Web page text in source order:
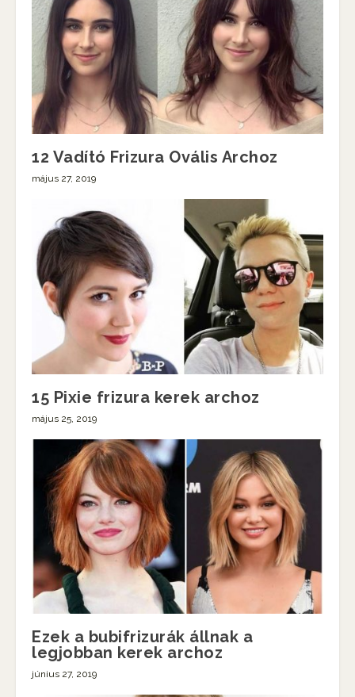
12 Vadító Frizura Ovális Archoz
május 27, 2019
15 Pixie frizura kerek archoz
május 25, 2019
Ezek a bubifrizurák állnak a
legjobban kerek archoz
június 27, 2019